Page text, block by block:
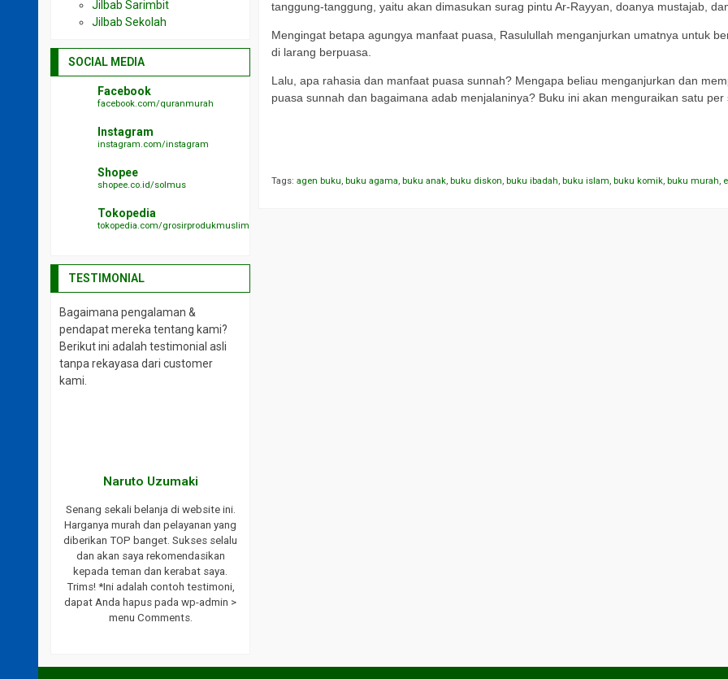
tanggung-tanggung, yaitu akan dimasukan surag pintu Ar-Rayyan, doanya mustajab,
Mengingat betapa agungya manfaat puasa, Rasulullah menganjurkan umatnya untuk
di larang berpuasa.
Lalu, apa rahasia dan manfaat puasa sunnah? Mengapa beliau menganjurkan dan
puasa sunnah dan bagaimana adab menjalaninya? Buku ini akan menguraikan satu per
Tags:agen buku,buku agama,buku anak,buku diskon,buku ibadah,buku islam,buku komik,buku murah,
Jilbab Sarimbit
Jilbab Sekolah
SOCIAL MEDIA
Facebook
facebook.com/quranmurah
Instagram
instagram.com/instagram
Shopee
shopee.co.id/solmus
Tokopedia
tokopedia.com/grosirprodukmuslim
TESTIMONIAL
Bagaimana pengalaman &
pendapat mereka tentang kami?
Berikut ini adalah testimonial asli
tanpa rekayasa dari customer
kami.
Naruto Uzumaki
Senang sekali belanja di website ini.
Harganya murah dan pelayanan yang
diberikan TOP banget. Sukses selalu
dan akan saya rekomendasikan
kepada teman dan kerabat saya.
Trims! *Ini adalah contoh testimoni,
dapat Anda hapus pada wp-admin >
menu Comments.